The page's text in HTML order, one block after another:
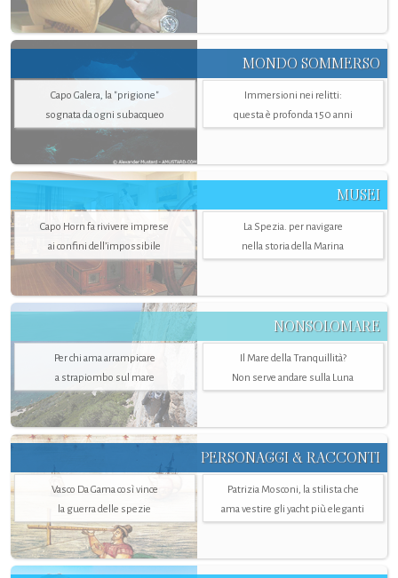
MONDO SOMMERSO
Capo Galera, la "prigione"
sognata da ogni subacqueo
Immersioni nei relitti:
questa è profonda 150 anni
MUSEI
Capo Horn fa rivivere imprese
ai confini dell’impossibile
La Spezia. per navigare
nella storia della Marina
NONSOLOMARE
Per chi ama arrampicare
a strapiombo sul mare
Il Mare della Tranquillità?
Non serve andare sulla Luna
PERSONAGGI & RACCONTI
Vasco Da Gama così vince
la guerra delle spezie
Patrizia Mosconi, la stilista che
ama vestire gli yacht più eleganti